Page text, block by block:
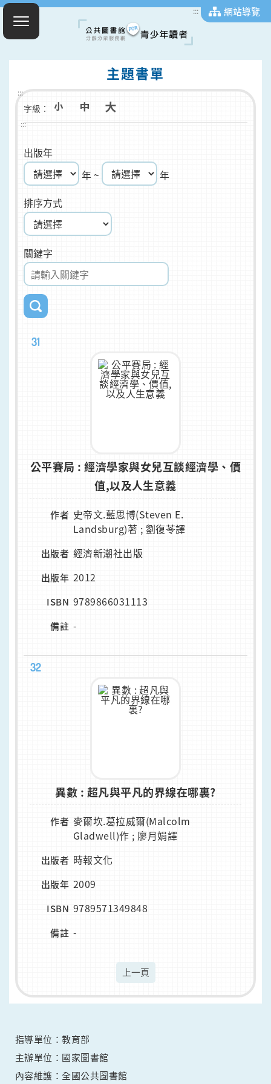
::: 網站導覽
主題書單
:::
字級：
:::
出版年
年 ~
年
排序方式
關鍵字
31
公平賽局 : 經濟學家與女兒互談經濟學、價
值,以及人生意義
作者 史帝文.藍思博(Steven E.
Landsburg)著 ; 劉復苓譯
出版者 經濟新潮社出版
出版年 2012
ISBN 9789866031113
備註 -
32
異數 : 超凡與平凡的界線在哪裏?
作者 麥爾坎.葛拉威爾(Malcolm
Gladwell)作 ; 廖月娟譯
出版者 時報文化
出版年 2009
ISBN 9789571349848
備註 -
上一頁
指導單位：教育部
主辦單位：國家圖書館
內容維護：全國公共圖書館